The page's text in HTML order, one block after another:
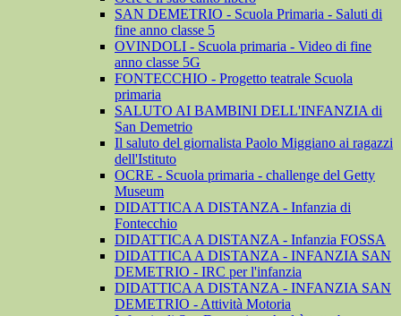
SAN DEMETRIO - Scuola Primaria - Saluti di
fine anno classe 5
OVINDOLI - Scuola primaria - Video di fine
anno classe 5G
FONTECCHIO - Progetto teatrale Scuola
primaria
SALUTO AI BAMBINI DELL'INFANZIA di
San Demetrio
Il saluto del giornalista Paolo Miggiano ai ragazzi
dell'Istituto
OCRE - Scuola primaria - challenge del Getty
Museum
DIDATTICA A DISTANZA - Infanzia di
Fontecchio
DIDATTICA A DISTANZA - Infanzia FOSSA
DIDATTICA A DISTANZA - INFANZIA SAN
DEMETRIO - IRC per l'infanzia
DIDATTICA A DISTANZA - INFANZIA SAN
DEMETRIO - Attività Motoria